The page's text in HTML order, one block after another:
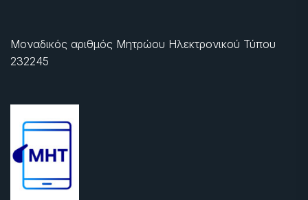
Μοναδικός αριθμός Μητρώου Ηλεκτρονικού Τύπου
232245